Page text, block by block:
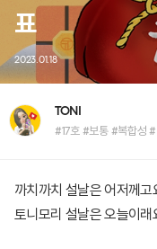
표
2023.01.18
TONI
#17호 #보통 #복합성
까치까치 설날은 어저께고
토니모리 설날은 오늘이래